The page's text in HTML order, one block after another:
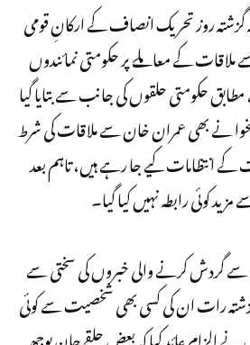
گزشتہ روز تحریک انصاف کے ارکانِ قومی
ملاقات کے معاملے پر حکومتی نمائندوں
حکومتی حلقوں کی جانب سے بتایا گیا
نے بھی عمران خان سے ملاقات کی شرط
انتظامات کیے جا رہے ہیں، تاہم بعد
کوئی رابطہ نہیں کیا گیا۔
گردش کرنے والی خبروں کی سختی سے
رات ان کی کسی بھی شخصیت سے کوئی